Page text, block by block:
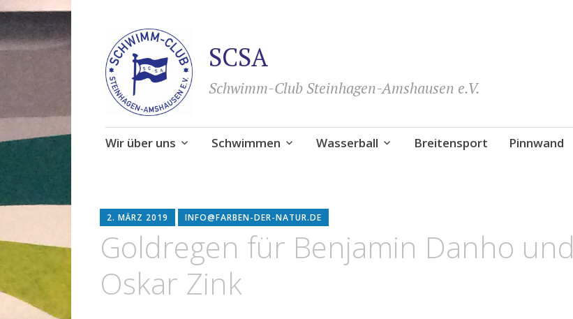
SCSA
Schwimm-Club Steinhagen-Amshausen e.V.
Zum
Wir über uns Schwimmen Wasserball Breitensport Pinnwand
2. MÄRZ 2019 INFO@FARBEN-DER-NATUR.DE
Goldregen für Benjamin Danho und
Oskar Zink